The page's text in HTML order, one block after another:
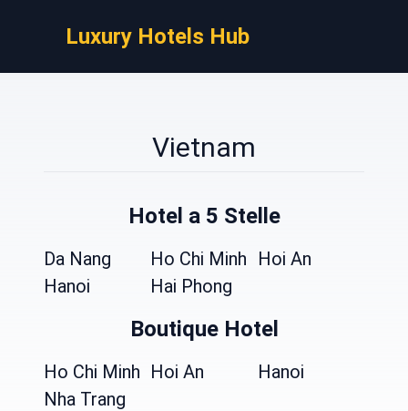
Luxury Hotels Hub
Vietnam
Hotel a 5 Stelle
Da Nang Ho Chi Minh
Hoi An
Hanoi
Hai Phong
Boutique Hotel
Ho Chi Minh Hoi An
Hanoi
Nha Trang